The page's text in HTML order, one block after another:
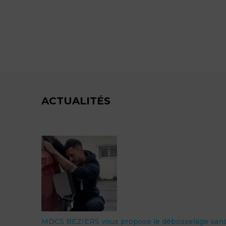
ACTUALITÉS
MDCS BEZIERS vous propose le débosselage